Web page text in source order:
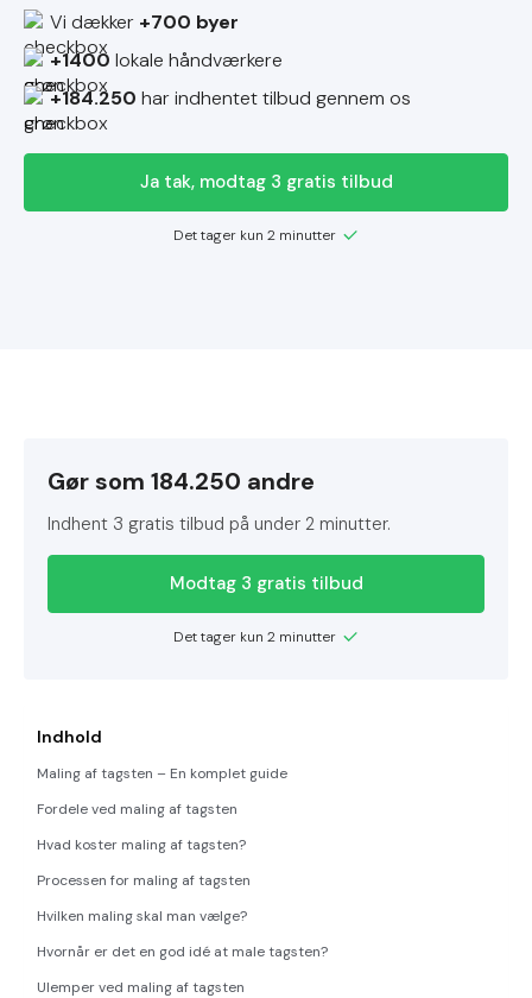
Vi dækker +700 byer
+1400 lokale håndværkere
+184.250 har indhentet tilbud gennem os
Ja tak, modtag 3 gratis tilbud
Det tager kun 2 minutter
Gør som 184.250 andre
Indhent 3 gratis tilbud på under 2 minutter.
Modtag 3 gratis tilbud
Det tager kun 2 minutter
Indhold
Maling af tagsten – En komplet guide
Fordele ved maling af tagsten
Hvad koster maling af tagsten?
Processen for maling af tagsten
Hvilken maling skal man vælge?
Hvornår er det en god idé at male tagsten?
Ulemper ved maling af tagsten